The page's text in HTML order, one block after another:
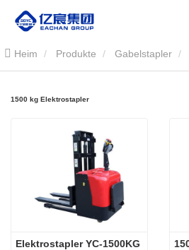
Heim Produkte Gabelstapler
1500 kg Elektrostapler
Elektrostapler YC-1500KG